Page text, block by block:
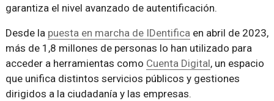
garantiza el nivel avanzado de autentificación.
Desde la puesta en marcha de IDentificaen abril de 2023,
más de 1,8 millones de personas lo han utilizado para
acceder a herramientas como Cuenta Digital, un espacio
que unifica distintos servicios públicos y gestiones
dirigidos a la ciudadanía y las empresas.